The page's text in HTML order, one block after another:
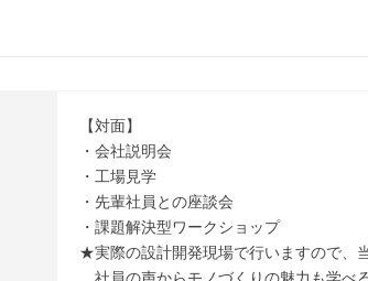
【対面】
・会社説明会
・工場見学
・先輩社員との座談会
・課題解決型ワークショップ
★実際の設計開発現場で行いますので、